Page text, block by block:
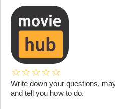
Write down your questions,
and tell you how to do.